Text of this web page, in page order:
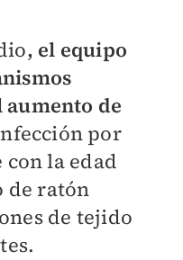
, el equipo
de
por
la edad
de ratón
de tejido